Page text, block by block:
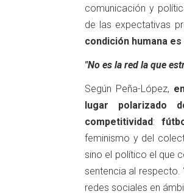
comunicación y
de las expectativas
condición humana
"No es la red la que
Según Peña-López,
lugar polarizado
competitividad:
feminismo y del
sino el político el que
sentencia al respecto.
redes sociales en